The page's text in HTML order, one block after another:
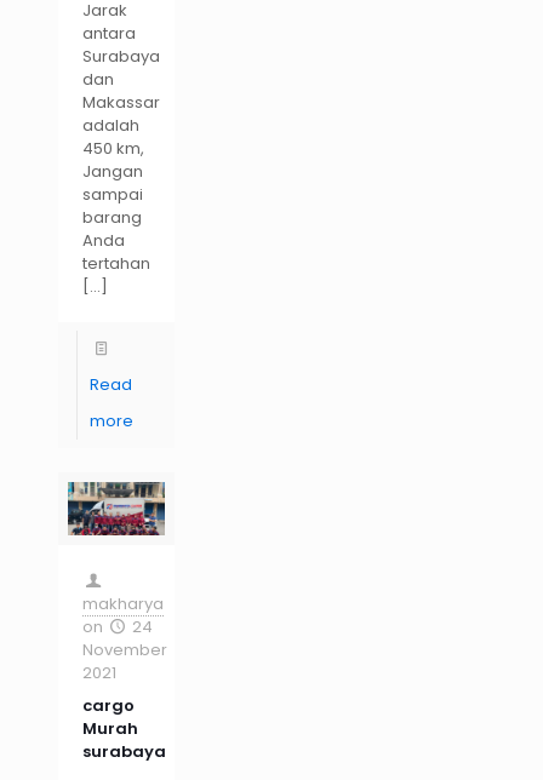
Jarak
antara
Surabaya
dan
Makassar
adalah
450 km,
Jangan
sampai
barang
Anda
tertahan
[…]
Read
more
makharya
on
24
November
2021
cargo
Murah
surabaya